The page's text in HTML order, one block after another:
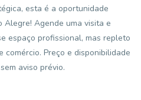
esta é a oportunidade
Agende uma visita e
espaço profissional, mas repleto
comércio. Preço e disponibilidade
aviso prévio.